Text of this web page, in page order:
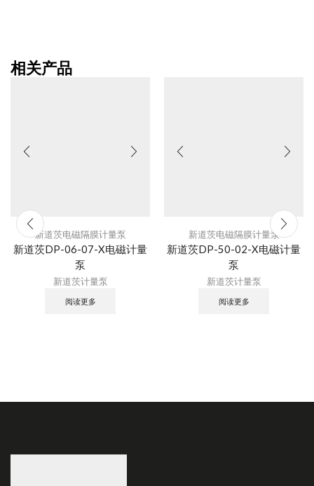
相关产品
新道茨电磁隔膜计量泵
新道茨DP-06-07-X电磁计量
泵
新道茨计量泵
阅读更多
新道茨电磁隔膜计量泵
新道茨DP-50-02-X电磁计量
泵
新道茨计量泵
阅读更多